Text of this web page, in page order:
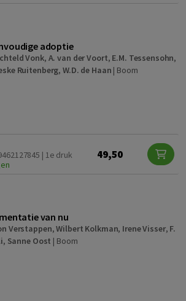
adoptie
Vonk, A. van der Voort, E.M. Tessensohn,
Ruitenberg,W.D. de Haan | Boom
| 1e druk
49,50
van nu
Verstappen,Wilbert Kolkman, Irene Visser, F.
, Sanne Oost | Boom